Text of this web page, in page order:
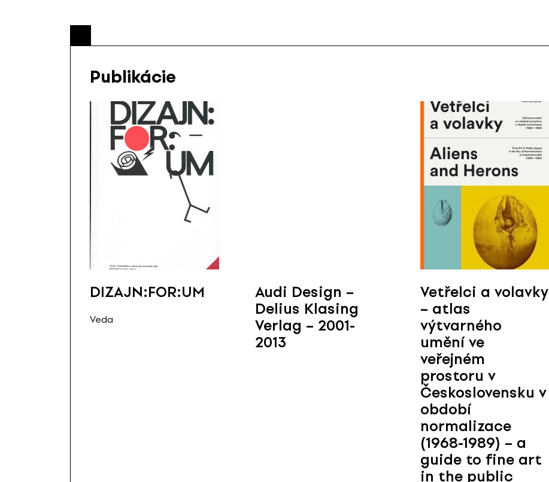
Publikácie
DIZAJN:FOR:UM
Veda
Audi Design –
Delius Klasing
Verlag – 2001-
2013
Vetřelci a volavky
– atlas
výtvarného
umění ve
veřejném
prostoru v
Československu v
období
normalizace
(1968-1989) – a
guide to fine art
in the public